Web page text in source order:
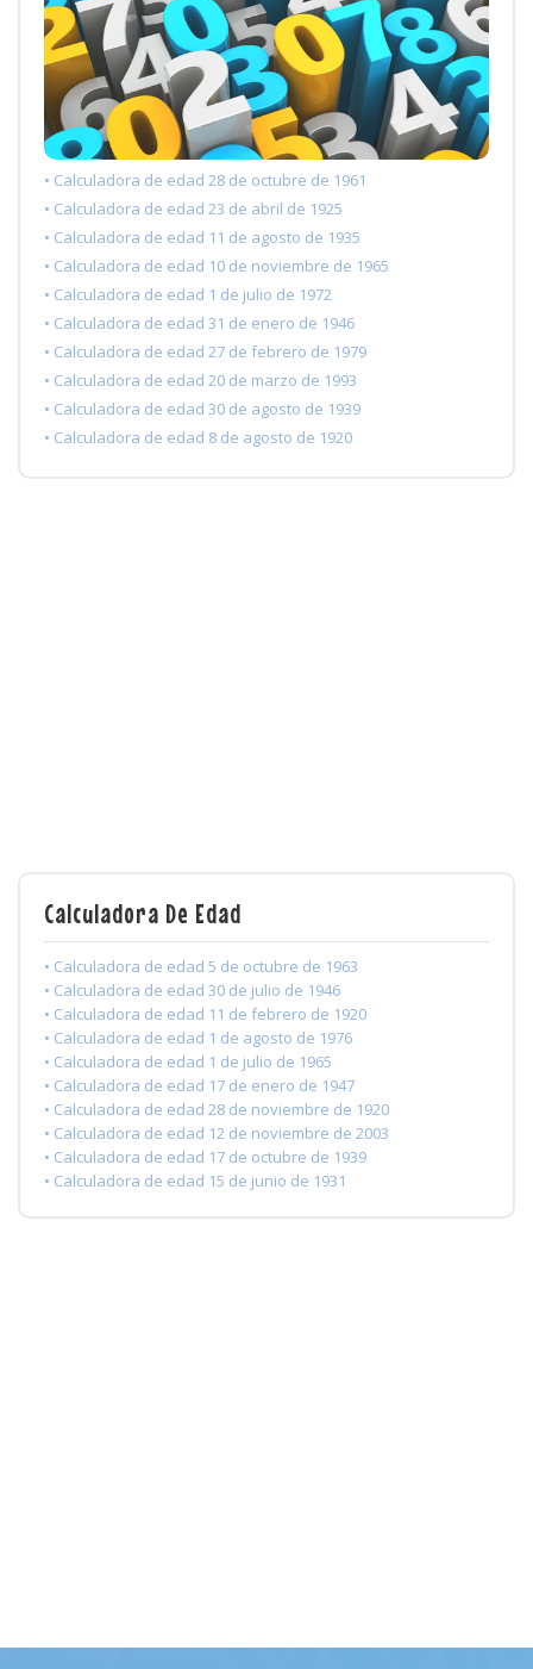
• Calculadora de edad 28 de octubre de 1961
• Calculadora de edad 23 de abril de 1925
• Calculadora de edad 11 de agosto de 1935
• Calculadora de edad 10 de noviembre de 1965
• Calculadora de edad 1 de julio de 1972
• Calculadora de edad 31 de enero de 1946
• Calculadora de edad 27 de febrero de 1979
• Calculadora de edad 20 de marzo de 1993
• Calculadora de edad 30 de agosto de 1939
• Calculadora de edad 8 de agosto de 1920
Calculadora De Edad
• Calculadora de edad 5 de octubre de 1963
• Calculadora de edad 30 de julio de 1946
• Calculadora de edad 11 de febrero de 1920
• Calculadora de edad 1 de agosto de 1976
• Calculadora de edad 1 de julio de 1965
• Calculadora de edad 17 de enero de 1947
• Calculadora de edad 28 de noviembre de 1920
• Calculadora de edad 12 de noviembre de 2003
• Calculadora de edad 17 de octubre de 1939
• Calculadora de edad 15 de junio de 1931